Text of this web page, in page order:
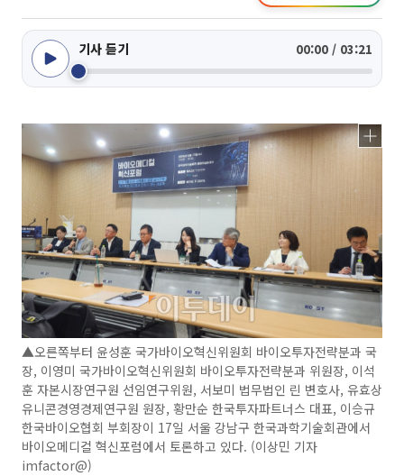
기사 듣기 00:00 / 03:21
▲오른쪽부터 윤성훈 국가바이오혁신위원회 바이오투자전략분과 국
장, 이영미 국가바이오혁신위원회 바이오투자전략분과 위원장, 이석
훈 자본시장연구원 선임연구위원, 서보미 법무법인 린 변호사, 유효상
유니콘경영경제연구원 원장, 황만순 한국투자파트너스 대표, 이승규
한국바이오협회 부회장이 17일 서울 강남구 한국과학기술회관에서
바이오메디컬 혁신포럼에서 토론하고 있다. (이상민 기자
imfactor@)